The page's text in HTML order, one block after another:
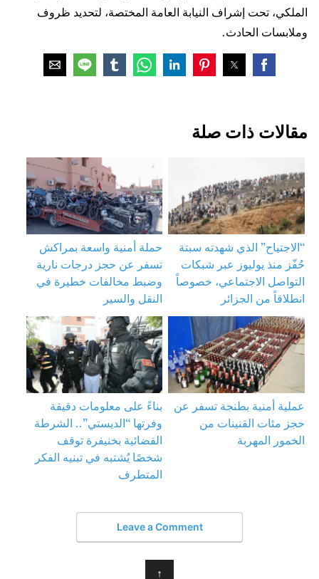
الملكي، تحت إشراف النيابة العامة المختصة، لتحديد ظروف
وملابسات الحادث.
مقالات ذات صلة
“الاجتياح” الذي شهدته سبتة
حُفّز منذ يوليوز عبر شبكات
التواصل الاجتماعي، خصوصاً
انطلاقاً من الجزائر
حملة أمنية واسعة بمراكش
تسفر عن حجز درجات نارية
وضبط مخالفات خطيرة في
النقل والسير
عملية أمنية بطنجة تسفر عن
حجز مئات القنينات من
الخمور المهربة
بناءً على معلومات دقيقة
وفرتها “الديستي”.. الشرطة
القضائية بخنيفرة توقف
شخصًا يُشتبه في تبنيه الفكر
المتطرف
Leave a Comment
↑